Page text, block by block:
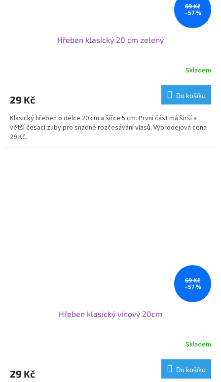
69 Kč
–57 %
Hřeben klasický 20 cm zelený
Skladem
29 Kč Do košíku
Klasický hřeben o délce 20 cm a šířce 5 cm. První část má širší a
větší česací zuby pro snadné rozčesávání vlasů. Výprodejová cena
29 Kč.
69 Kč
–57 %
Hřeben klasický vínový 20cm
Skladem
29 Kč Do košíku